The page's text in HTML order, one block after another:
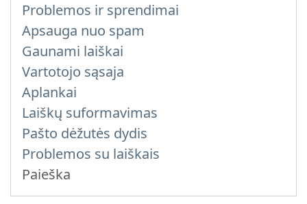
Problemos ir sprendimai
Apsauga nuo spam
Gaunami laiškai
Vartotojo sąsaja
Aplankai
Laiškų suformavimas
Pašto dėžutės dydis
Problemos su laiškais
Paieška